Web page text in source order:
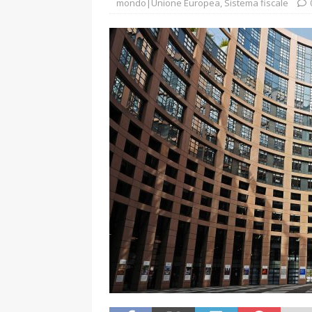
mondo|Unione Europea, Sistema fiscale